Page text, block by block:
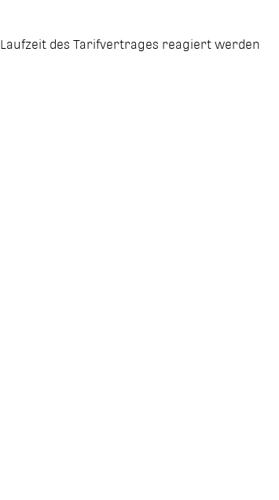
des Tarifvertrages reagiert werden